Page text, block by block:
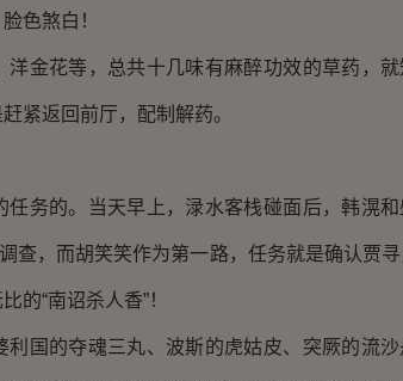
色煞白！
金花等，总共十几味有麻醉功效的草药，
紧返回前厅，配制解药。
任务的。当天早上，渌水客栈碰面后，韩滉
查，而胡笑笑作为第一路，任务就是确认贾
的“南诏杀人香”！
国的夺魂三丸、波斯的虎姑皮、突厥的流